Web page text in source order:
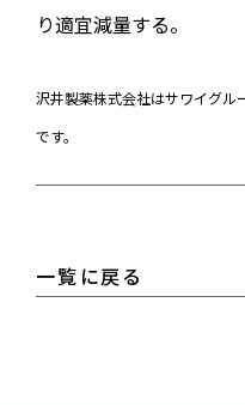
り適宜減量する。
沢井製薬株式会社はサワイグル
です。
一覧に戻る